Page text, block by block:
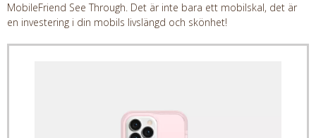
MobileFriend See Through. Det är inte bara ett mobilskal, det är
en investering i din mobils livslängd och skönhet!